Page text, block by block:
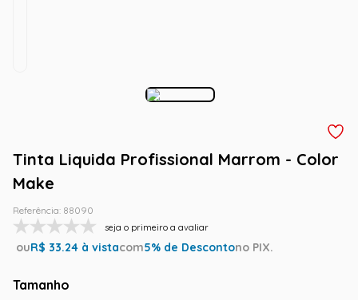
Tinta Liquida Profissional Marrom - Color
Make
Referência: 88090
seja o primeiro a avaliar
ouR$ 33.24 à vistacom5% de Descontono PIX.
Tamanho